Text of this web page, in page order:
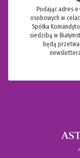
Podając adres
osobowych w
Spółka
siedzibą w
będą